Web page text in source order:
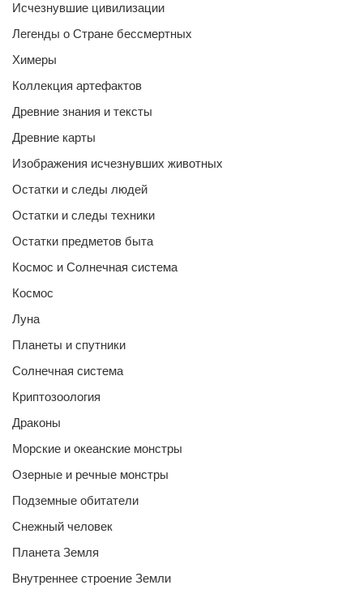
Исчезнувшие цивилизации
Легенды о Стране бессмертных
Химеры
Коллекция артефактов
Древние знания и тексты
Древние карты
Изображения исчезнувших животных
Остатки и следы людей
Остатки и следы техники
Остатки предметов быта
Космос и Солнечная система
Космос
Луна
Планеты и спутники
Солнечная система
Криптозоология
Драконы
Морские и океанские монстры
Озерные и речные монстры
Подземные обитатели
Снежный человек
Планета Земля
Внутреннее строение Земли